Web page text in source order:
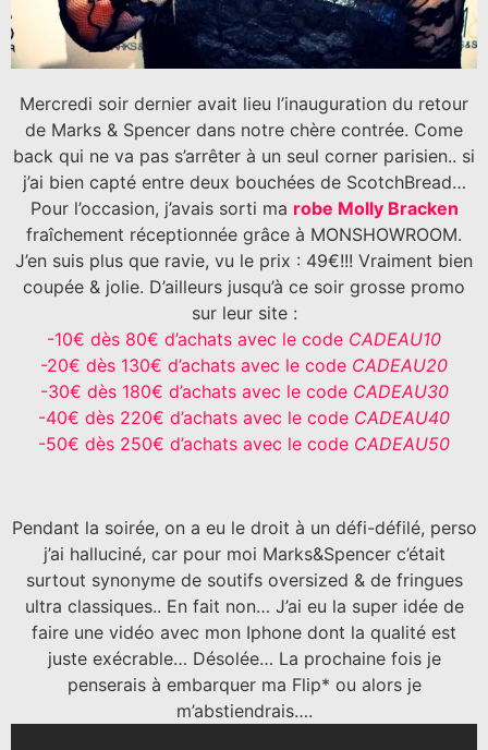
Mercredi soir dernier avait lieu l’inauguration du retour
de Marks & Spencer dans notre chère contrée. Come
back qui ne va pas s’arrêter à un seul corner parisien.. si
j’ai bien capté entre deux bouchées de ScotchBread…
Pour l’occasion, j’avais sorti ma robe Molly Bracken
fraîchement réceptionnée grâce à MONSHOWROOM.
J’en suis plus que ravie, vu le prix : 49€!!! Vraiment bien
coupée & jolie. D’ailleurs jusqu’à ce soir grosse promo
sur leur site :
-10€ dès 80€ d’achats avec le code CADEAU10
-20€ dès 130€ d’achats avec le code CADEAU20
-30€ dès 180€ d’achats avec le codeCADEAU30
-40€ dès 220€ d’achats avec le code CADEAU40
-50€ dès 250€ d’achats avec le code CADEAU50
Pendant la soirée, on a eu le droit à un défi-défilé, perso
j’ai halluciné, car pour moi Marks&Spencer c’était
surtout synonyme de soutifs oversized & de fringues
ultra classiques.. En fait non… J’ai eu la super idée de
faire une vidéo avec mon Iphone dont la qualité est
juste exécrable… Désolée… La prochaine fois je
penserais à embarquer ma Flip* ou alors je
m’abstiendrais….